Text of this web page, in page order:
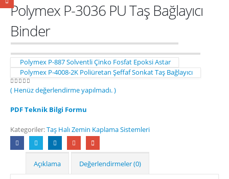
Polymex P-3036 PU Taş Bağlayıcı
Binder
Polymex P-887 Solventli Çinko Fosfat Epoksi Astar
Polymex P-4008-2K Poliüretan Şeffaf Sonkat Taş Bağlayıcı
0 out of 5
( Henüz değerlendirme yapılmadı. )
PDF Teknik Bilgi Formu
Kategoriler:Taş Halı Zemin Kaplama Sistemleri
Açıklama Değerlendirmeler (0)